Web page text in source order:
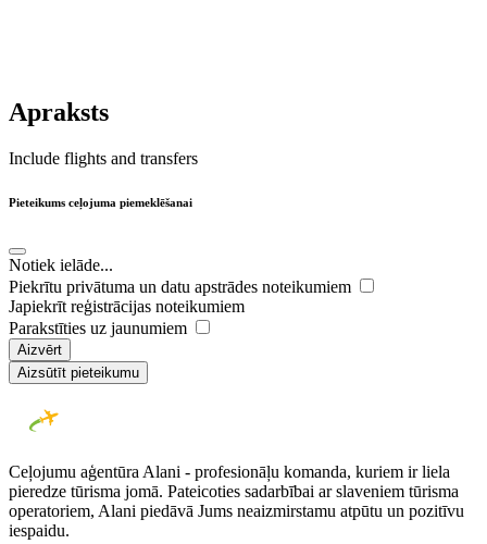
Apraksts
Include flights and transfers
Pieteikums ceļojuma piemeklēšanai
Notiek ielāde...
Piekrītu privātuma un datu apstrādes noteikumiem
Japiekrīt reģistrācijas noteikumiem
Parakstīties uz jaunumiem
Aizvērt
Aizsūtīt pieteikumu
Ceļojumu aģentūra Alani - profesionāļu komanda, kuriem ir liela
pieredze tūrisma jomā. Pateicoties sadarbībai ar slaveniem tūrisma
operatoriem, Alani piedāvā Jums neaizmirstamu atpūtu un pozitīvu
iespaidu.